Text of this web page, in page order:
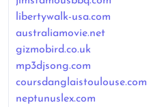
libertywalk-usa.com
australiamovie.net
gizmobird.co.uk
mp3djsong.com
coursdanglaistoulouse.com
neptunuslex.com